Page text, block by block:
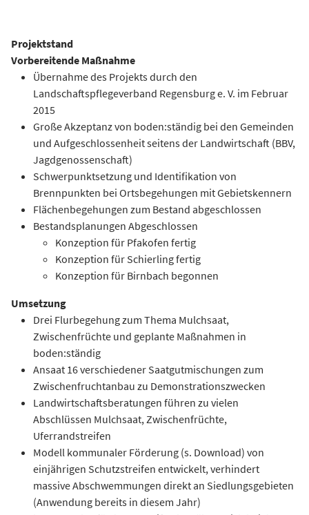
Projektstand
Vorbereitende Maßnahme
Übernahme des Projekts durch den
Landschaftspflegeverband Regensburg e. V. im Februar
2015
Große Akzeptanz von boden:ständig bei den Gemeinden
und Aufgeschlossenheit seitens der Landwirtschaft (BBV,
Jagdgenossenschaft)
Schwerpunktsetzung und Identifikation von
Brennpunkten bei Ortsbegehungen mit Gebietskennern
Flächenbegehungen zum Bestand abgeschlossen
Bestandsplanungen Abgeschlossen
Konzeption für Pfakofen fertig
Konzeption für Schierling fertig
Konzeption für Birnbach begonnen
Umsetzung
Drei Flurbegehung zum Thema Mulchsaat,
Zwischenfrüchte und geplante Maßnahmen in
boden:ständig
Ansaat 16 verschiedener Saatgutmischungen zum
Zwischenfruchtanbau zu Demonstrationszwecken
Landwirtschaftsberatungen führen zu vielen
Abschlüssen Mulchsaat, Zwischenfrüchte,
Uferrandstreifen
Modell kommunaler Förderung (s. Download) von
einjährigen Schutzstreifen entwickelt, verhindert
massive Abschwemmungen direkt an Siedlungsgebieten
(Anwendung bereits in diesem Jahr)